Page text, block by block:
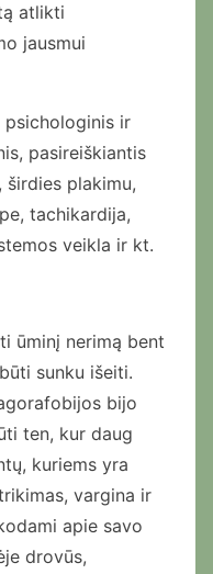
atlikti
jausmui
psichologinis ir
pasireiškiantis
širdies plakimu,
tachikardija,
veikla ir kt.
ūminį nerimą bent
sunku išeiti.
bijo
ten, kur daug
kuriems yra
vargina ir
apie savo
drovūs,